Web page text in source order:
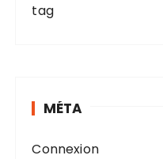
tag
MÉTA
Connexion